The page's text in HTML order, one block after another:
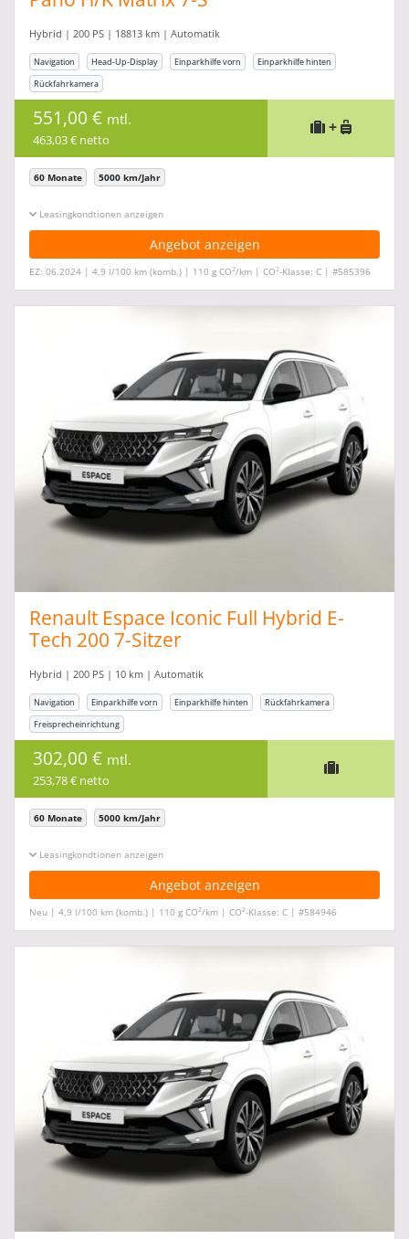
Hybrid | 200 PS | 18813 km | Automatik
Navigation Head-Up-Display Einparkhilfe vorn
Einparkhilfe hinten
Rückfahrkamera
551,00 € mtl.
463,03 € netto
+
60 Monate 5000 km/Jahr
Leasingkonditionen ein-/ausblenden
Angebot anzeigen
EZ: 06.2024 | 4,9 l/100 km (komb.) | 110 g CO2/km | CO2-Klasse: C | #585396
Renault Espace Iconic Full Hybrid E-
Tech 200 7-Sitzer
Hybrid | 200 PS | 10 km | Automatik
Navigation Einparkhilfe vorn Einparkhilfe hinten
Rückfahrkamera
Freisprecheinrichtung
302,00 € mtl.
253,78 € netto
60 Monate 5000 km/Jahr
Leasingkonditionen ein-/ausblenden
Angebot anzeigen
Neu | 4,9 l/100 km (komb.) | 110 g CO2/km | CO2-Klasse: C | #584946